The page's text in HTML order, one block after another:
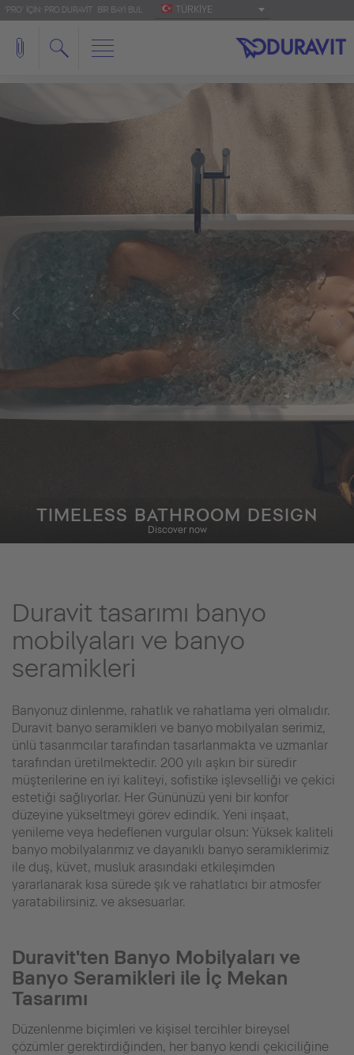
'PRO' IÇIN: PRO.DURAVIT BIR BAYI BUL TÜRKIYE
TIMELESS BATHROOM DESIGN
Discover now
Duravit tasarımı banyo
mobilyaları ve banyo
seramikleri
Banyonuz dinlenme, rahatlık ve rahatlama yeri olmalıdır.
Duravit banyo seramikleri ve banyo mobilyaları serimiz,
ünlü tasarımcılar tarafından tasarlanmakta ve uzmanlar
tarafından üretilmektedir. 200 yılı aşkın bir süredir
müşterilerine en iyi kaliteyi, sofistike işlevselliği ve çekici
estetiği sağlıyorlar. Her Gününüzü yeni bir konfor
düzeyine yükseltmeyi görev edindik. Yeni inşaat,
yenileme veya hedeflenen vurgular olsun: Yüksek kaliteli
banyo mobilyalarımız ve dayanıklı banyo seramiklerimiz
ile duş, küvet, musluk arasındaki etkileşimden
yararlanarak kısa sürede şık ve rahatlatıcı bir atmosfer
yaratabilirsiniz. ve aksesuarlar.
Duravit'ten Banyo Mobilyaları ve
Banyo Seramikleri ile İç Mekan
Tasarımı
Düzenlenme biçimleri ve kişisel tercihler bireysel
çözümler gerektirdiğinden, her banyo kendi çekiciliğine